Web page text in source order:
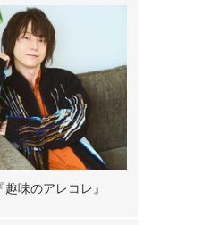
趣味のアレコレ』